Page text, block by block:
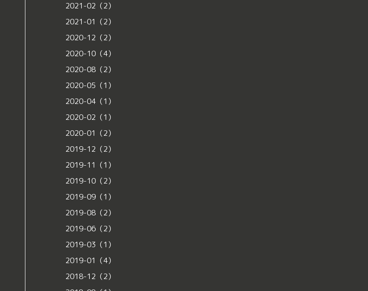
2021-02（2）
2021-01（2）
2020-12（2）
2020-10（4）
2020-08（2）
2020-05（1）
2020-04（1）
2020-02（1）
2020-01（2）
2019-12（2）
2019-11（1）
2019-10（2）
2019-09（1）
2019-08（2）
2019-06（2）
2019-03（1）
2019-01（4）
2018-12（2）